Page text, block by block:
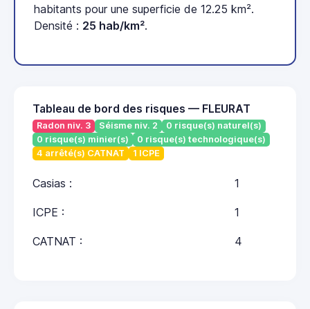
habitants pour une superficie de 12.25 km².
Densité : 25 hab/km².
Tableau de bord des risques — FLEURAT
Radon niv. 3 Séisme niv. 2
0 risque(s) naturel(s)
0 risque(s) minier(s)
0 risque(s) technologique(s)
4 arrêté(s) CATNAT
1 ICPE
Casias : 1
ICPE : 1
CATNAT : 4